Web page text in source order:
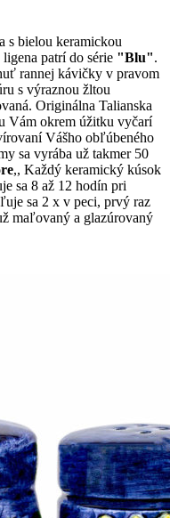
s bielou keramickou
patrí do série "Blu".
rannej kávičky v pravom
s výraznou žltou
Originálna Talianska
Vám okrem úžitku vyčarí
Vášho obľúbeného
sa vyrába už takmer 50
,, Každý keramický kúsok
sa 8 až 12 hodín pri
sa 2 x v peci, prvý raz
maľovaný a glazúrovaný